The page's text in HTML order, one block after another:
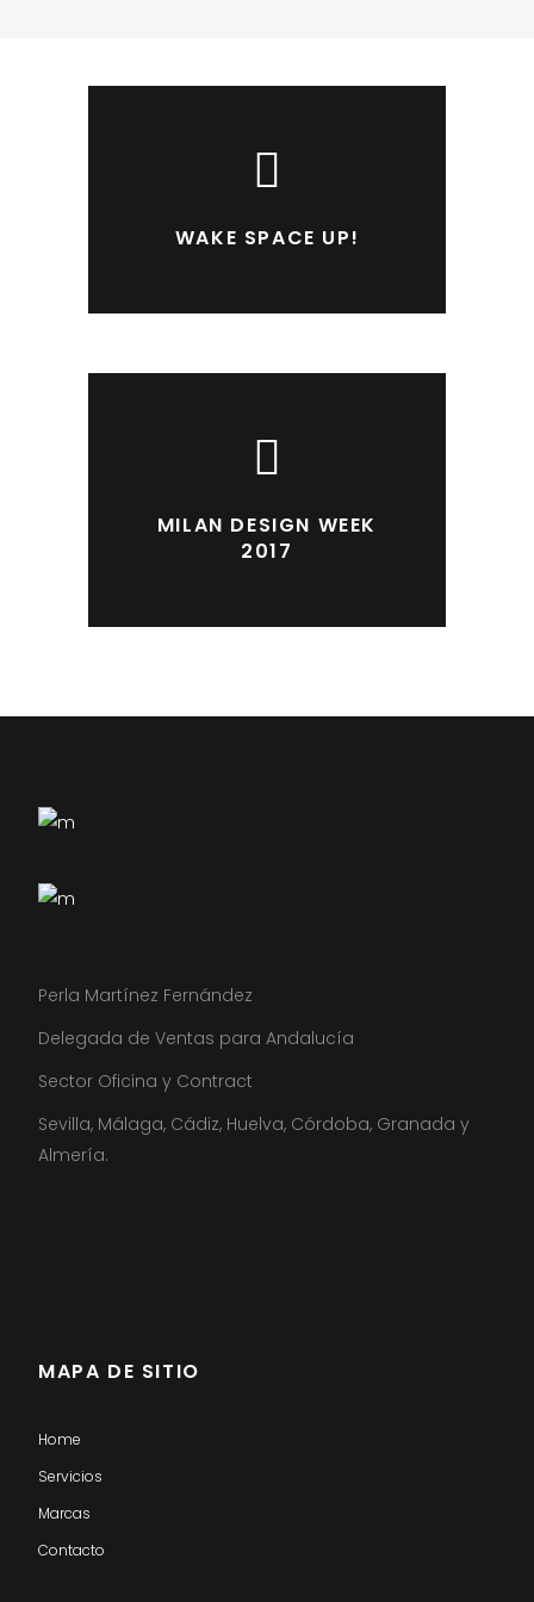
WAKE SPACE UP!
MILAN DESIGN WEEK
2017
Perla Martínez Fernández
Delegada de Ventas para Andalucía
Sector Oficina y Contract
Sevilla, Málaga, Cádiz, Huelva, Córdoba, Granada y
Almería.
MAPA DE SITIO
Home
Servicios
Marcas
Contacto